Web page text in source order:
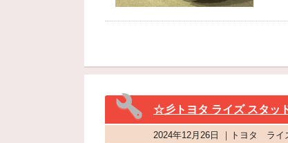
☆彡トヨタ ライズ スタッ
2024年12月26日 ｜トヨタ ラ